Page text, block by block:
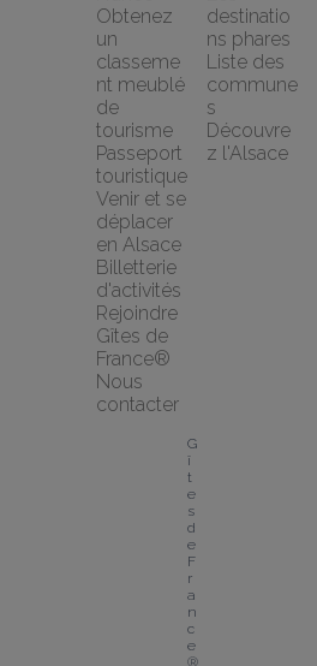
Obtenez
un
classeme
nt meublé
de
tourisme
Passeport
touristique
Venir et se
déplacer
en Alsace
Billetterie
d'activités
Rejoindre
Gîtes de
France®
Nous
contacter
destinatio
ns phares
Liste des
commune
s
Découvre
z l'Alsace
G
î
t
e
s
d
e
F
r
a
n
c
e
®